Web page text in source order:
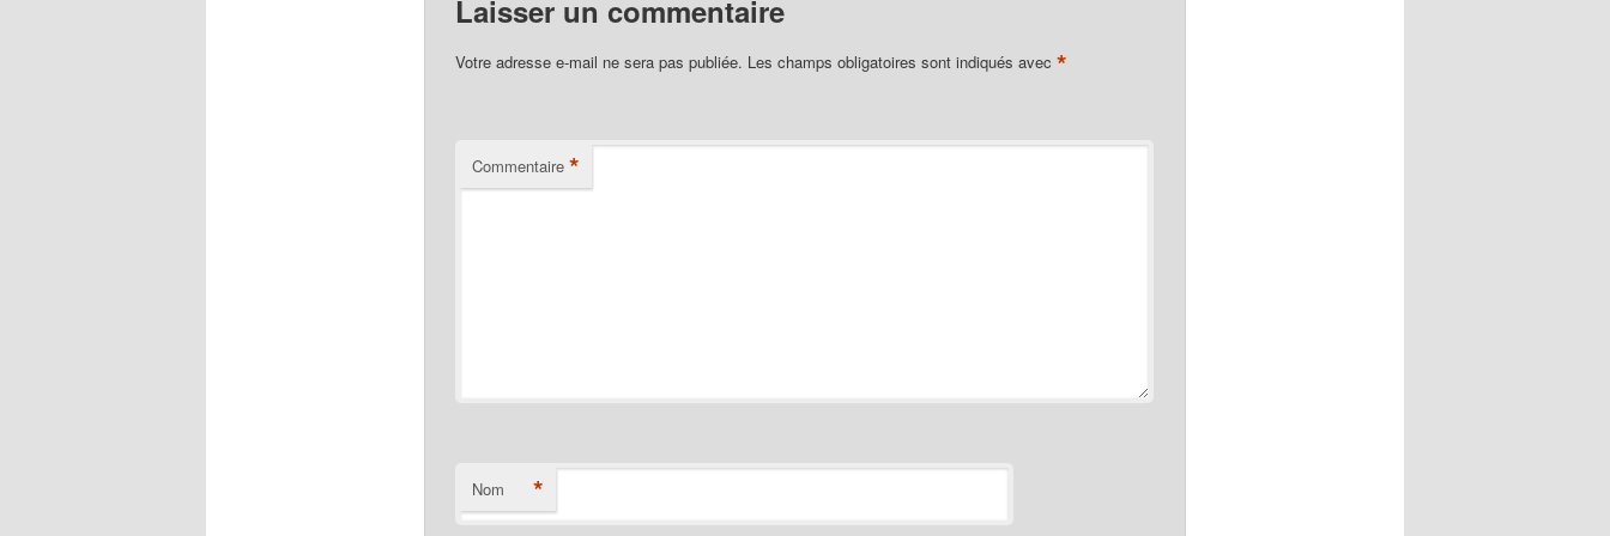
Laisser un commentaire
Votre adresse e-mail ne sera pas publiée. Les champs obligatoires sont indiqués avec *
Commentaire *
Nom *